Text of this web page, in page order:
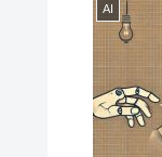
AI